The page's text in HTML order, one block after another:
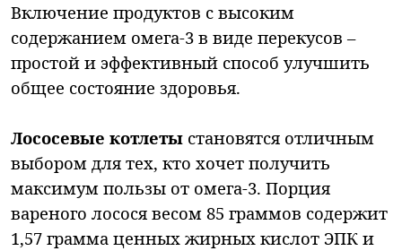
Включение продуктов с высоким
содержанием омега-3 в виде перекусов –
простой и эффективный способ улучшить
общее состояние здоровья.
Лососевые котлеты становятся отличным
выбором для тех, кто хочет получить
максимум пользы от омега-3. Порция
вареного лосося весом 85 граммов содержит
1,57 грамма ценных жирных кислот ЭПК и